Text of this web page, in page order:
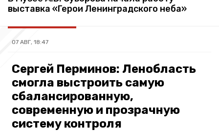
выставка «Герои Ленинградского неба»
07 АВГ, 18:47
Сергей Перминов: Ленобласть
смогла выстроить самую
сбалансированную,
современную и прозрачную
систему контроля